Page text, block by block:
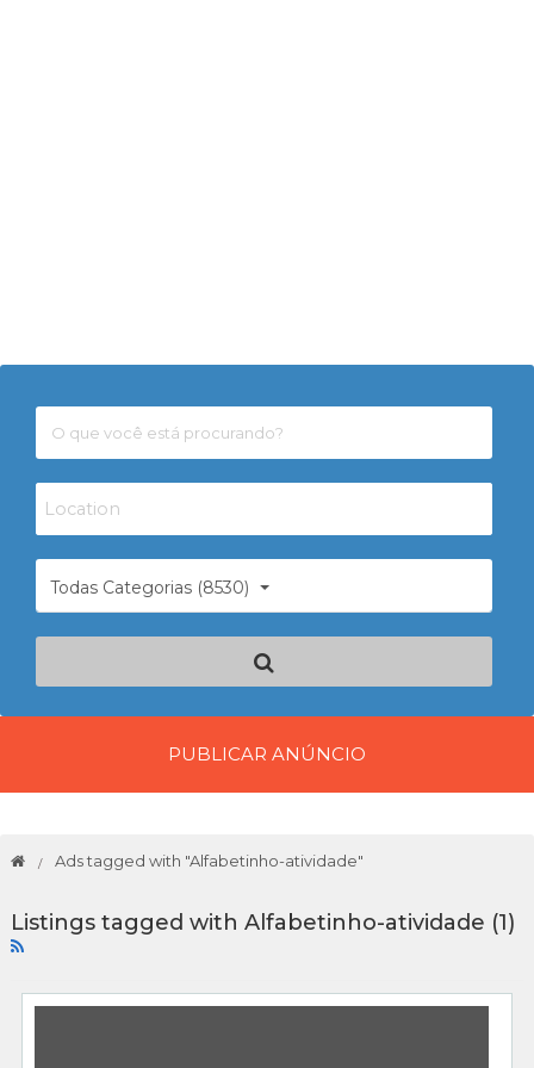
Todas Categorias (8530)
PUBLICAR ANÚNCIO
Ads tagged with "Alfabetinho-atividade"
Listings tagged with Alfabetinho-atividade (1)